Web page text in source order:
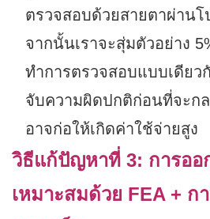
ตรวจสอบด้วยสายตาผ่านโ
จากนั้นเราจะสุ่มตัวอย่าง
ทำการตรวจสอบแบบเดียว
จับความผิดปกติก่อนที่จะก
อาจก่อให้เกิดค่าใช้จ่ายสูง
วิธีแก้ปัญหาที่ 3: การออ
เหมาะสมด้วย FEA + ก